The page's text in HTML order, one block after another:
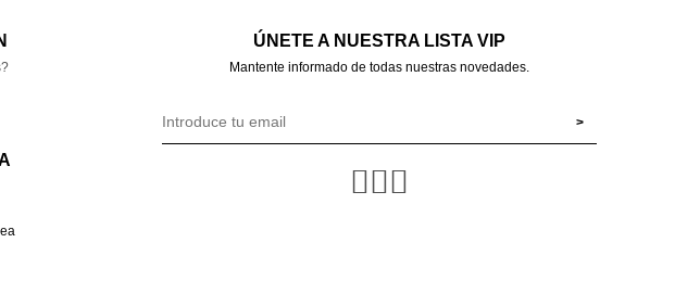
ÚNETE A NUESTRA LISTA VIP
Mantente informado de todas nuestras novedades.